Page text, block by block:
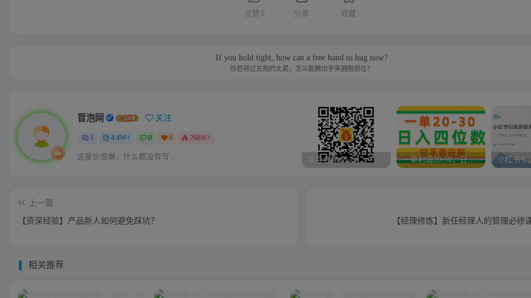
点赞 0 分享 收藏
If you hold tight, how can a free hand to hug now?
你若将过去抱的太紧，怎么能腾出手来拥抱现在？
冒泡网 关注
1 4.4W+ 0 6 268W+
这家伙很懒，什么都没有写... 项目合作 一单利润20-30，日入四位数，空手套白狼，只要做就能赚，简单无套路
上一篇
【资深经验】产品新人如何避免踩坑？
【经理修炼】新任经理人的管理必修
相关推荐